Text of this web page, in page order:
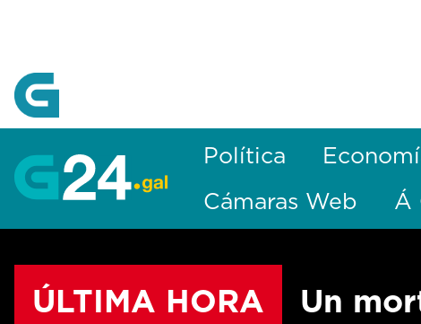
Política
Cámaras Web
Á
ÚLTIMA HORA Un